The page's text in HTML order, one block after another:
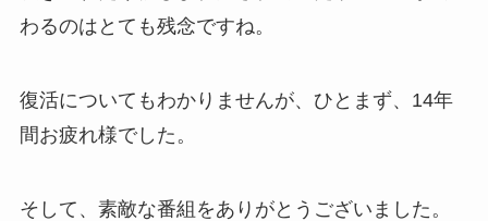
わるのはとても残念ですね。
復活についてもわかりませんが、ひとまず、14年
間お疲れ様でした。
そして、素敵な番組をありがとうございました。